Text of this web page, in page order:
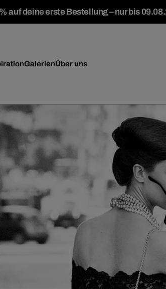
auf deine erste Bestellung – nur bis
GalerienÜber uns